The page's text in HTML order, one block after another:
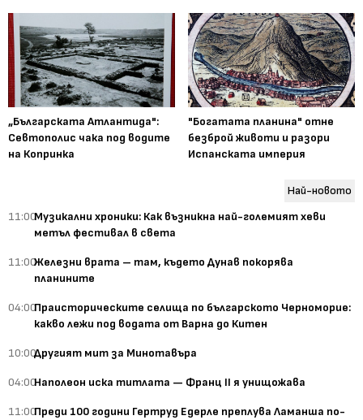
„Българската Атлантида":
Севтополис чака под водите
на Копринка
"Богатата планина" отне
безброй животи и разори
Испанската империя
Най-новото
11:00Музикални хроники: Как възникна най-големият хеви
метъл фестивал в света
11:00Железни врата – там, където Дунав покорява
планините
04:00Праисторическите селища по българското Черноморие:
какво лежи под водата от Варна до Китен
10:00Другият мит за Минотавъра
04:00Наполеон иска титлата — Франц II я унищожава
11:00Преди 100 години Гертруд Едерле преплува Ламанша по-